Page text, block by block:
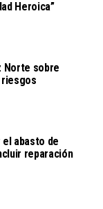
Heroica”
Norte sobre
el abasto de
reparación